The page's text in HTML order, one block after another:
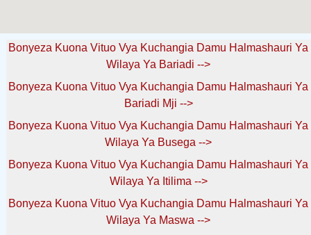
Bonyeza Kuona Vituo Vya Kuchangia Damu Halmashauri Ya
Wilaya Ya Bariadi -->
Bonyeza Kuona Vituo Vya Kuchangia Damu Halmashauri Ya
Bariadi Mji -->
Bonyeza Kuona Vituo Vya Kuchangia Damu Halmashauri Ya
Wilaya Ya Busega -->
Bonyeza Kuona Vituo Vya Kuchangia Damu Halmashauri Ya
Wilaya Ya Itilima -->
Bonyeza Kuona Vituo Vya Kuchangia Damu Halmashauri Ya
Wilaya Ya Maswa -->